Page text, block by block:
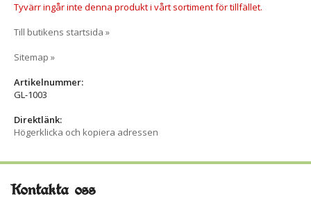
Tyvärr ingår inte denna produkt i vårt sortiment för tillfället.
Till butikens startsida »
Sitemap »
Artikelnummer:
GL-1003
Direktlänk:
Högerklicka och kopiera adressen
Kontakta oss